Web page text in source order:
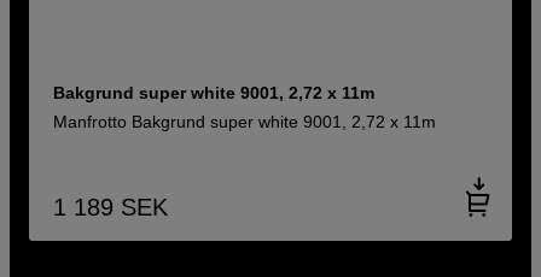
Bakgrund super white 9001, 2,72 x 11m
Manfrotto Bakgrund super white 9001, 2,72 x 11m
1 189 SEK